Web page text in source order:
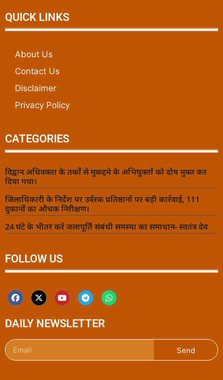
QUICK LINKS
About Us
Contact Us
Disclaimer
Privacy Policy
CATEGORIES
विद्वान अधिवक्ता के तर्कों से मुकद्दमे के अभियुक्तों को दोष मुक्त कर
दिया गया।
जिलाधिकारी के निर्देश पर उर्वरक प्रतिष्ठानों पर बड़ी कार्रवाई, 111
दुकानों का औचक निरीक्षण।
24 घंटे के भीतर करें जलापूर्ति संबंधी समस्या का समाधान- स्वतंत्र देव
FOLLOW US
DAILY NEWSLETTER
Send